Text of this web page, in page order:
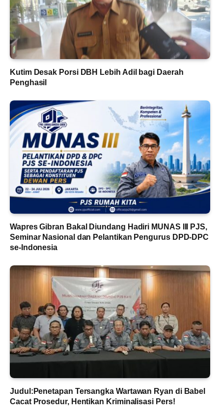
Kutim Desak Porsi DBH Lebih Adil bagi Daerah
Penghasil
Wapres Gibran Bakal Diundang Hadiri MUNAS III PJS,
Seminar Nasional dan Pelantikan Pengurus DPD-DPC
se-Indonesia
Judul:Penetapan Tersangka Wartawan Ryan di Babel
Cacat Prosedur, Hentikan Kriminalisasi Pers!